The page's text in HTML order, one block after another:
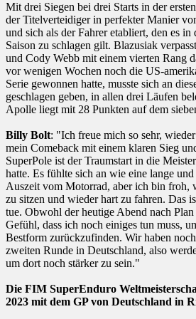
Mit drei Siegen bei drei Starts in der
der Titelverteidiger in perfekter Manier
und sich als der Fahrer etabliert, den es
Saison zu schlagen gilt. Blazusiak
und Cody Webb mit einem vierten Rang
vor wenigen Wochen noch die US-
Serie gewonnen hatte, musste sich an
geschlagen geben, in allen drei Läufen
Apolle liegt mit 28 Punkten auf dem
Billy Bolt: "Ich freue mich so sehr,
mein Comeback mit einem klaren Sieg
SuperPole ist der Traumstart in die
hatte. Es fühlte sich an wie eine lange
Auszeit vom Motorrad, aber ich bin froh,
zu sitzen und wieder hart zu fahren. Das
tue. Obwohl der heutige Abend nach
Gefühl, dass ich noch einiges tun muss,
Bestform zurückzufinden. Wir haben
zweiten Runde in Deutschland, also
um dort noch stärker zu sein."
Die FIM SuperEnduro
2023 mit dem GP von Deutschland in